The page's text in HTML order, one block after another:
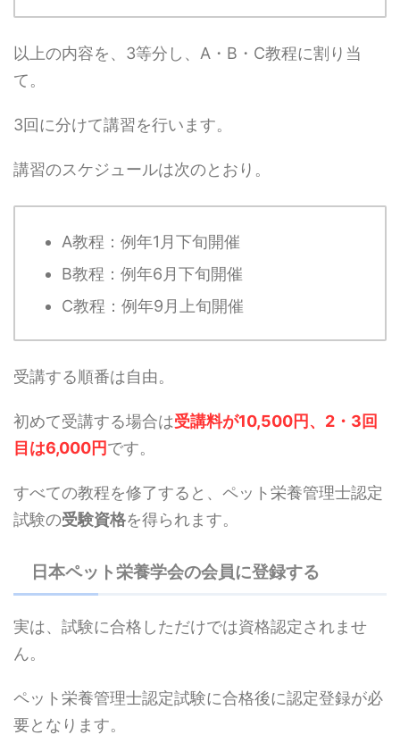
以上の内容を、3等分し、A・B・C教程に割り当
て。
3回に分けて講習を行います。
講習のスケジュールは次のとおり。
A教程：例年1月下旬開催
B教程：例年6月下旬開催
C教程：例年9月上旬開催
受講する順番は自由。
初めて受講する場合は受講料が10,500円、2・3回
目は6,000円です。
すべての教程を修了すると、ペット栄養管理士認定
試験の受験資格を得られます。
日本ペット栄養学会の会員に登録する
実は、試験に合格しただけでは資格認定されませ
ん。
ペット栄養管理士認定試験に合格後に認定登録が必
要となります。